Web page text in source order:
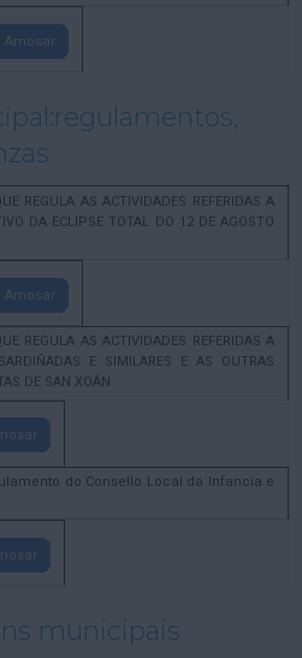
Amosar
REGULA AS ACTIVIDADES REFERIDAS A
DA ECLIPSE TOTAL DO 12 DE AGOSTO
Amosar
REGULA AS ACTIVIDADES REFERIDAS A
E SIMILARES E AS OUTRAS
DE SAN XOÁN
do Consello Local da Infancia e
municipais